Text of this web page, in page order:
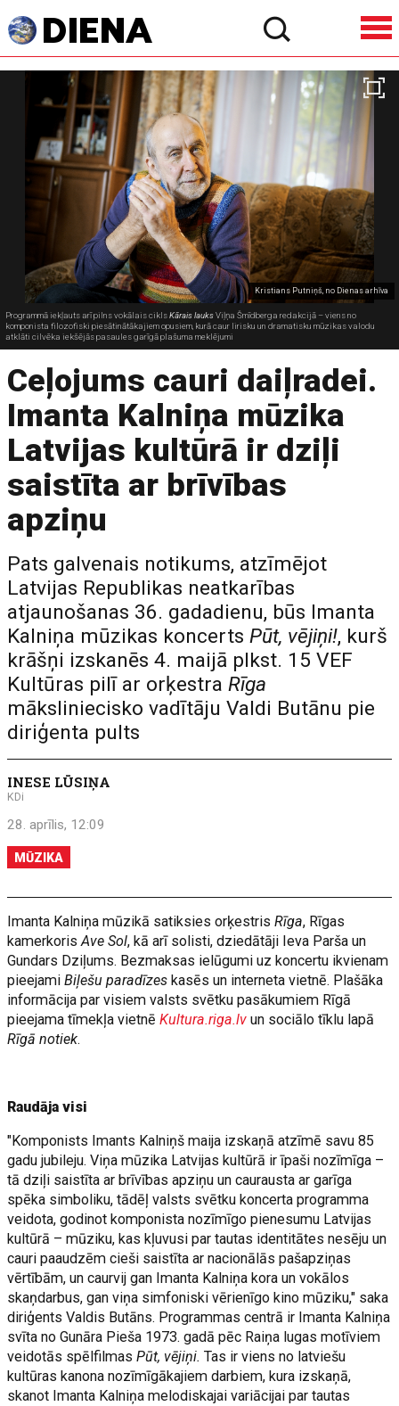
Kristians Putniņš, no Dienas arhīva
Programmā iekļauts arī pilns vokālais ciklsKārais lauksViļņa Šmīdberga redakcijā – viens no
komponista filozofiski piesātinātākajiem opusiem, kurā caur lirisku un dramatisku mūzikas valodu
atklāti cilvēka iekšējās pasaules garīgā plašuma meklējumi
Ceļojums cauri daiļradei.
Imanta Kalniņa mūzika
Latvijas kultūrā ir dziļi
saistīta ar brīvības
apziņu
Pats galvenais notikums, atzīmējot
Latvijas Republikas neatkarības
atjaunošanas 36. gadadienu, būs Imanta
Kalniņa mūzikas koncertsPūt, vējiņi!, kurš
krāšņi izskanēs 4. maijā plkst. 15 VEF
Kultūras pilī ar orķestraRīga
māksliniecisko vadītāju Valdi Butānu pie
diriģenta pults
INESE LŪSIŅA
KDi
28. aprīlis, 12:09
MŪZIKA
Imanta Kalniņa mūzikā satiksies orķestrisRīga, Rīgas
kamerkorisAve Sol, kā arī solisti, dziedātāji Ieva Parša un
Gundars Dziļums. Bezmaksas ielūgumi uz koncertu ikvienam
pieejamiBiļešu paradīzes kasēs un interneta vietnē. Plašāka
informācija par visiem valsts svētku pasākumiem Rīgā
pieejama tīmekļa vietnēKultura.riga.lv un sociālo tīklu lapā
Rīgā notiek.
Raudāja visi
"Komponists Imants Kalniņš maija izskaņā atzīmē savu 85
gadu jubileju. Viņa mūzika Latvijas kultūrā ir īpaši nozīmīga –
tā dziļi saistīta ar brīvības apziņu un caurausta ar garīga
spēka simboliku, tādēļ valsts svētku koncerta programma
veidota, godinot komponista nozīmīgo pienesumu Latvijas
kultūrā – mūziku, kas kļuvusi par tautas identitātes nesēju un
cauri paaudzēm cieši saistīta ar nacionālās pašapziņas
vērtībām, un caurvij gan Imanta Kalniņa kora un vokālos
skaņdarbus, gan viņa simfoniski vērienīgo kino mūziku," saka
diriģents Valdis Butāns. Programmas centrā ir Imanta Kalniņa
svīta no Gunāra Pieša 1973. gadā pēc Raiņa lugas motīviem
veidotās spēlfilmasPūt, vējiņi. Tas ir viens no latviešu
kultūras kanona nozīmīgākajiem darbiem, kura izskaņā,
skanot Imanta Kalniņa melodiskajai variācijai par tautas